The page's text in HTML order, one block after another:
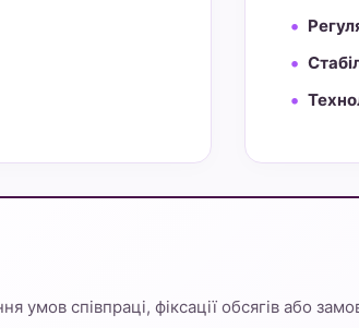
співпраці, фіксації обсягів або